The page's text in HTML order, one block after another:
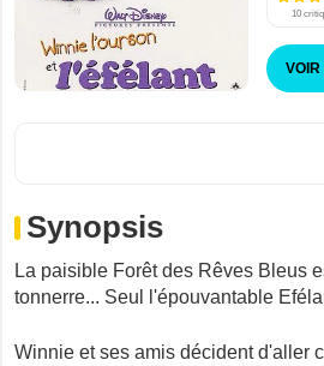
10
VOIR
Synopsis
La paisible Forêt des Rêves Bleus
tonnerre... Seul l'épouvantable
Winnie et ses amis décident d'aller